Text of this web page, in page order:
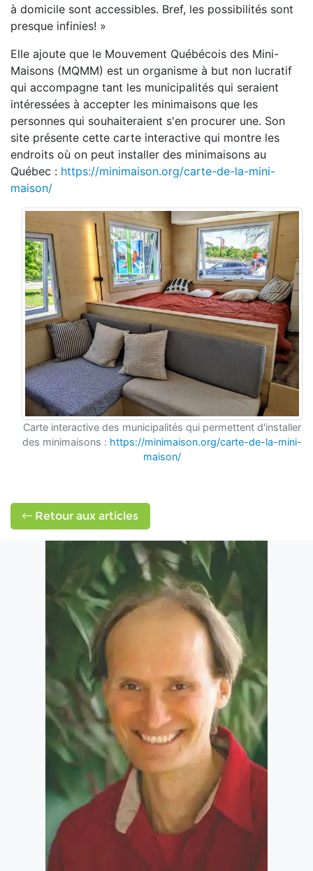
à domicile sont accessibles. Bref, les possibilités sont
presque infinies! »
Elle ajoute que le Mouvement Québécois des Mini-
Maisons (MQMM) est un organisme à but non lucratif
qui accompagne tant les municipalités qui seraient
intéressées à accepter les minimaisons que les
personnes qui souhaiteraient s'en procurer une. Son
site présente cette carte interactive qui montre les
endroits où on peut installer des minimaisons au
Québec : https://minimaison.org/carte-de-la-mini-
maison/
Carte interactive des municipalités qui permettent d'installer
des minimaisons : https://minimaison.org/carte-de-la-mini-
maison/
Retour aux articles